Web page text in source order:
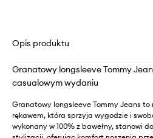
Opis produktu
Granatowy longsleeve Tommy
casualowym wydaniu
Granatowy longsleeve Tommy Jeans to
rękawem, która sprzyja wygodzie i
wykonany w 100% z bawełny, stanowi